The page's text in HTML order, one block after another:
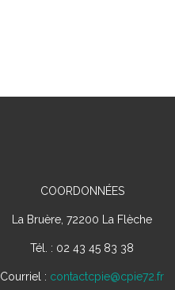
COORDONNÉES
La Bruère, 72200 La Flèche
Tél. : 02 43 45 83 38
Courriel : contactcpie@cpie72.fr